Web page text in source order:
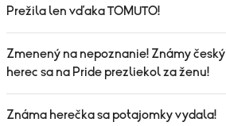
Prežila len vďaka TOMUTO!
Zmenený na nepoznanie! Známy český
herec sa na Pride prezliekol za ženu!
Známa herečka sa potajomky vydala!